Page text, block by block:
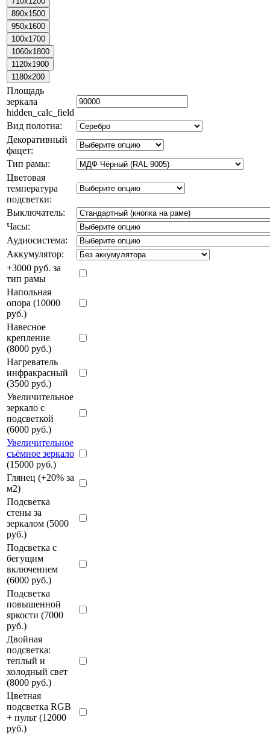
Площадь
зеркала
hidden_calc_field
Вид полотна:
Декоративный
фацет:
Тип рамы:
Цветовая
температура
подсветки:
Выключатель:
Часы:
Аудиосистема:
Аккумулятор:
+3000 руб. за
тип рамы
Напольная
опора (10000
руб.)
Навесное
крепление
(8000 руб.)
Нагреватель
инфракрасный
(3500 руб.)
Увеличительное
зеркало с
подсветкой
(6000 руб.)
Увеличительное
съёмное зеркало
(15000 руб.)
Глянец (+20% за
м2)
Подсветка
стены за
зеркалом (5000
руб.)
Подсветка с
бегущим
включением
(6000 руб.)
Подсветка
повышенной
яркости (7000
руб.)
Двойная
подсветка:
теплый и
холодный свет
(8000 руб.)
Цветная
подсветка RGB
+ пульт (12000
руб.)